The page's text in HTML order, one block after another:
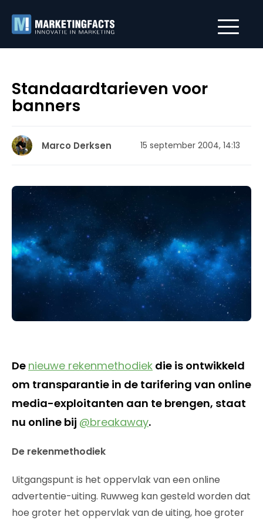
Standaardtarieven voor
banners
Marco Derksen 15 september 2004, 14:13
De nieuwe rekenmethodiek die is ontwikkeld
om transparantie in de tarifering van online
media-exploitanten aan te brengen, staat
nu online bij @breakaway.
De rekenmethodiek
Uitgangspunt is het oppervlak van een online
advertentie-uiting. Ruwweg kan gesteld worden dat
hoe groter het oppervlak van de uiting, hoe groter